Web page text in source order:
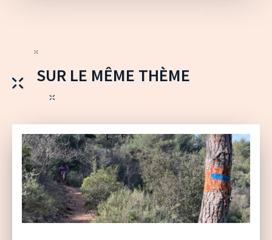
SUR LE MÊME THÈME